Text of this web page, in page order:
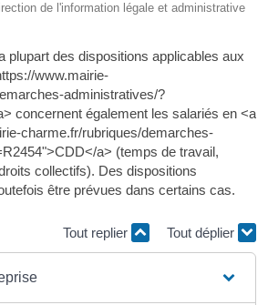
de l'information légale et administrative
plupart des dispositions applicables aux
www.mairie-
administratives/?
concernent également les salariés en <a
charme.fr/rubriques/demarches-
a> (temps de travail,
collectifs). Des dispositions
être prévues dans certains cas.
Tout replier Tout déplier